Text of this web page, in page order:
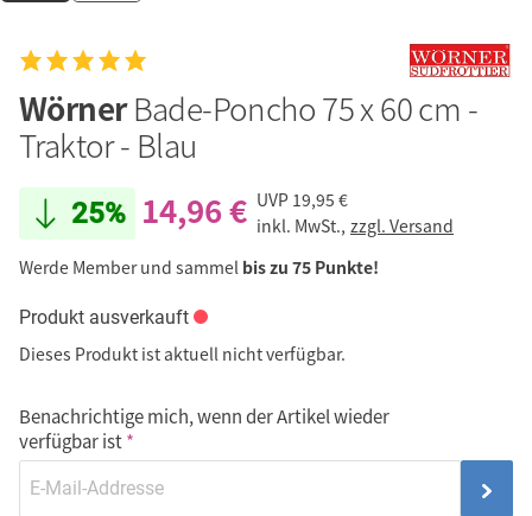
WörnerBade-Poncho 75 x 60 cm -
Traktor - Blau
25% 14,96 € UVP 19,95 €
inkl. MwSt., zzgl. Versand
Werde Member und sammel bis zu 75 Punkte!
Produkt ausverkauft
Dieses Produkt ist aktuell nicht verfügbar.
Benachrichtige mich, wenn der Artikel wieder
verfügbar ist